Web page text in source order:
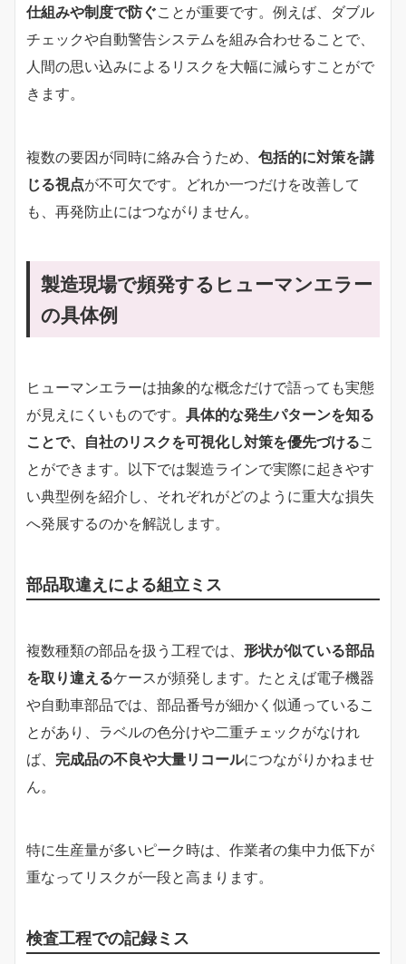
仕組みや制度で防ぐことが重要です。例えば、ダブル
チェックや自動警告システムを組み合わせることで、
人間の思い込みによるリスクを大幅に減らすことがで
きます。
複数の要因が同時に絡み合うため、 包括的に対策を講
じる視点が不可欠です。どれか一つだけを改善して
も、再発防止にはつながりません。
製造現場で頻発するヒューマンエラー
の具体例
ヒューマンエラーは抽象的な概念だけで語っても実態
が見えにくいものです。 具体的な発生パターンを知る
ことで、自社のリスクを可視化し対策を優先づけるこ
とができます。以下では製造ラインで実際に起きやす
い典型例を紹介し、それぞれがどのように重大な損失
へ発展するのかを解説します。
部品取違えによる組立ミス
複数種類の部品を扱う工程では、 形状が似ている部品
を取り違えるケースが頻発します。たとえば電子機器
や自動車部品では、部品番号が細かく似通っているこ
とがあり、ラベルの色分けや二重チェックがなけれ
ば、 完成品の不良や大量リコールにつながりかねませ
ん。
特に生産量が多いピーク時は、作業者の集中力低下が
重なってリスクが一段と高まります。
検査工程での記録ミス